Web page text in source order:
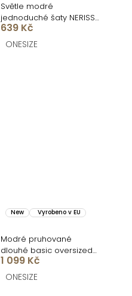
Světle modré
jednoduché šaty NERISSA
s páskem
639 Kč
ONESIZE
New Vyrobeno v EU
Modré pruhované
dlouhé basic oversized
bavlněné košilové šaty
FLARETA
1 099 Kč
ONESIZE